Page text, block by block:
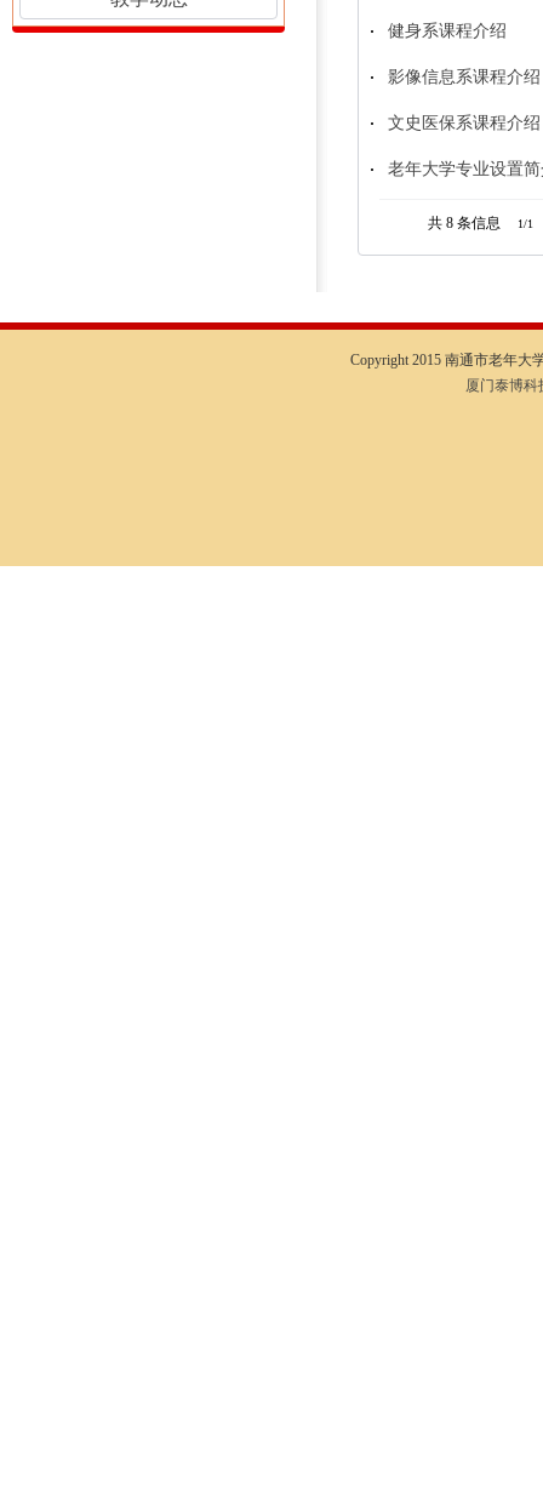
健身系课程介绍
影像信息系课程介绍
文史医保系课程介绍
老年大学专业设置
共 8 条信息 1/1
Copyright 2015 南通市老年大
厦门泰博